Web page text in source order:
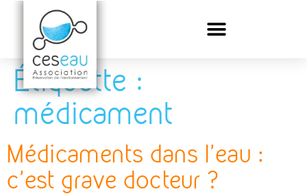
Étiquette :
médicament
Médicaments dans l’eau :
c’est grave docteur ?